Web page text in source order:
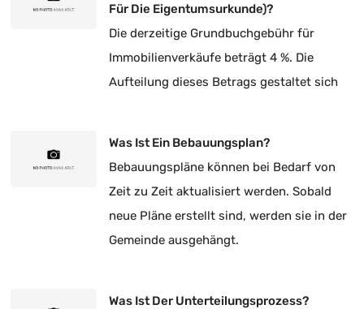
Für Die Eigentumsurkunde)?
Die derzeitige Grundbuchgebühr für
Immobilienverkäufe beträgt 4 %. Die
Aufteilung dieses Betrags gestaltet sich
Was Ist Ein Bebauungsplan?
Bebauungspläne können bei Bedarf von
Zeit zu Zeit aktualisiert werden. Sobald
neue Pläne erstellt sind, werden sie in der
Gemeinde ausgehängt.
Was Ist Der Unterteilungsprozess?